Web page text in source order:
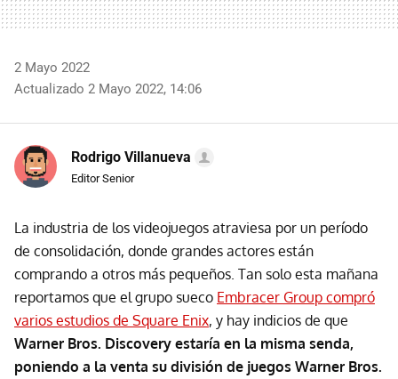
2 Mayo 2022
Actualizado 2 Mayo 2022, 14:06
Rodrigo Villanueva
Editor Senior
La industria de los videojuegos atraviesa por un período
de consolidación, donde grandes actores están
comprando a otros más pequeños. Tan solo esta mañana
reportamos que el grupo sueco Embracer Group compró
varios estudios de Square Enix, y hay indicios de que
Warner Bros. Discovery estaría en la misma senda,
poniendo a la venta su división de juegos Warner Bros.